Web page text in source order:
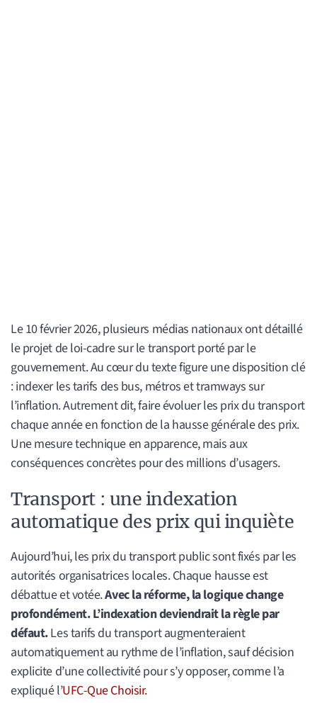
Le 10 février 2026, plusieurs médias nationaux ont détaillé
le projet de loi-cadre sur le transport porté par le
gouvernement. Au cœur du texte figure une disposition clé
: indexer les tarifs des bus, métros et tramways sur
l’inflation. Autrement dit, faire évoluer les prix du transport
chaque année en fonction de la hausse générale des prix.
Une mesure technique en apparence, mais aux
conséquences concrètes pour des millions d’usagers.
Transport : une indexation
automatique des prix qui inquiète
Aujourd’hui, les prix du transport public sont fixés par les
autorités organisatrices locales. Chaque hausse est
débattue et votée.Avec la réforme, la logique change
profondément. L’indexation deviendrait la règle par
défaut.Les tarifs du transport augmenteraient
automatiquement au rythme de l’inflation, sauf décision
explicite d’une collectivité pour s’y opposer, comme l’a
expliqué l’UFC-Que Choisir.